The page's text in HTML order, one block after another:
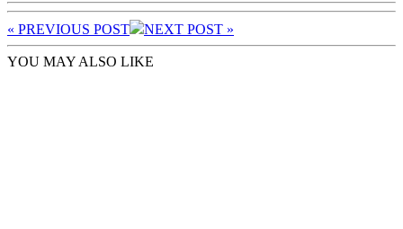
« PREVIOUS POST NEXT POST »
YOU MAY ALSO LIKE